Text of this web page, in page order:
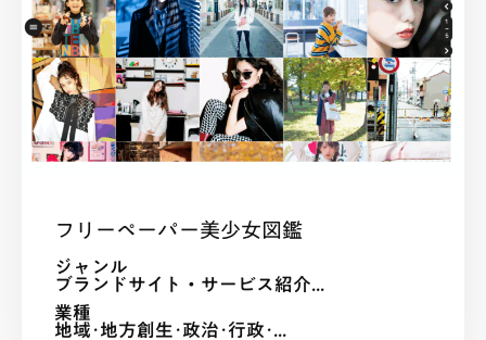
フリーペーパー美少女図鑑
ジャンル
ブランドサイト・サービス紹介...
業種
地域･地方創生･政治･行政･...